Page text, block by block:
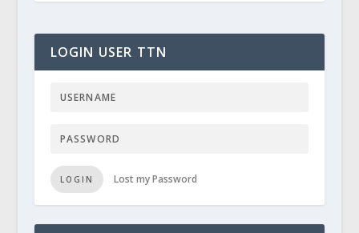
LOGIN USER TTN
LOGIN Lost my Password